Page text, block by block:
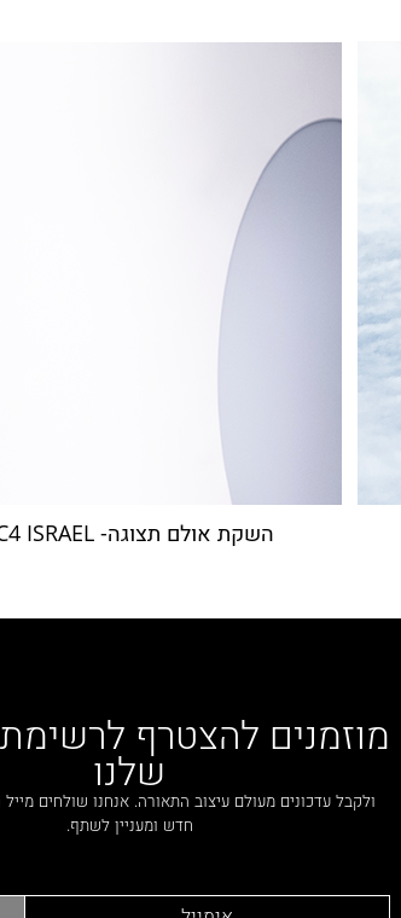
השקת אולם תצוגה- LEDS C4 ISRAEL
מוזמנים להצטרף
שלנו
ולקבל עדכונים מעולם עיצוב התאורה. אנחנו שולחים
חדש ומעניין לשתף.